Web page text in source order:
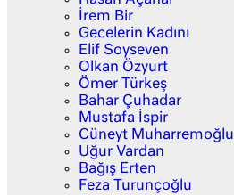
İrem Bir
Gecelerin Kadını
Elif Soyseven
Olkan Özyurt
Ömer Türkeş
Bahar Çuhadar
Mustafa İspir
Cüneyt Muharremoğlu
Uğur Vardan
Bağış Erten
Feza Turunçoğlu